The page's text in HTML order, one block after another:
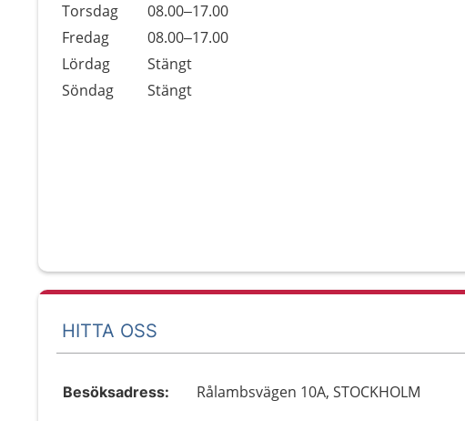
Torsdag
08.00–17.00
Fredag
08.00–17.00
Lördag
Stängt
Söndag
Stängt
HITTA OSS
Besöksadress: Rålambsvägen 10A, STOCKHOLM